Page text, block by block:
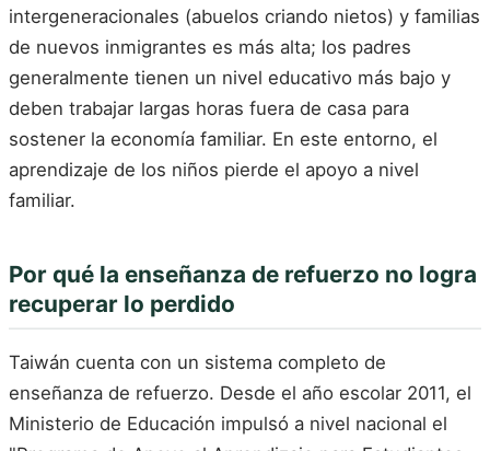
intergeneracionales (abuelos criando nietos) y familias
de nuevos inmigrantes es más alta; los padres
generalmente tienen un nivel educativo más bajo y
deben trabajar largas horas fuera de casa para
sostener la economía familiar. En este entorno, el
aprendizaje de los niños pierde el apoyo a nivel
familiar.
Por qué la enseñanza de refuerzo no logra
recuperar lo perdido
Taiwán cuenta con un sistema completo de
enseñanza de refuerzo. Desde el año escolar 2011, el
Ministerio de Educación impulsó a nivel nacional el